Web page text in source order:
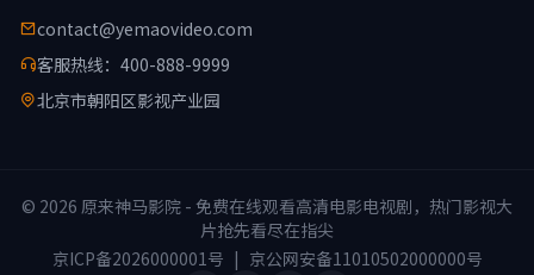
contact@yemaovideo.com
客服热线：400-888-9999
北京市朝阳区影视产业园
© 2026 原来神马影院 - 免费在线观看高清电影电视剧，热门影视大
片抢先看尽在指尖
京ICP备2026000001号 | 京公网安备11010502000000号